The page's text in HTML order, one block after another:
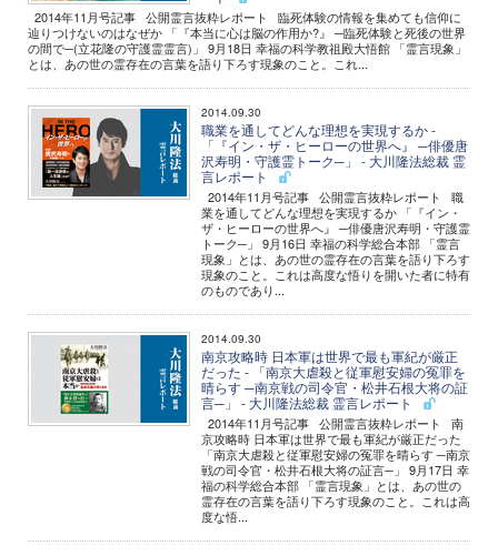
2014年11月号記事 公開霊言抜粋レポート 臨死体験の情報を集めても信仰に
辿りつけないのはなぜか 「『本当に心は脳の作用か?』 ─臨死体験と死後の世界
の間で─(立花隆の守護霊霊言)」 9月18日 幸福の科学教祖殿大悟館 「霊言現象」
とは、あの世の霊存在の言葉を語り下ろす現象のこと。これ...
2014.09.30
職業を通してどんな理想を実現するか -
「『イン・ザ・ヒーローの世界へ』 ─俳優唐
沢寿明・守護霊トーク─」 - 大川隆法総裁 霊
言レポート
2014年11月号記事 公開霊言抜粋レポート 職
業を通してどんな理想を実現するか 「『イン・
ザ・ヒーローの世界へ』 ─俳優唐沢寿明・守護霊
トーク─」 9月16日 幸福の科学総合本部 「霊言
現象」とは、あの世の霊存在の言葉を語り下ろす
現象のこと。これは高度な悟りを開いた者に特有
のものであり...
2014.09.30
南京攻略時 日本軍は世界で最も軍紀が厳正
だった - 「南京大虐殺と従軍慰安婦の冤罪を
晴らす ─南京戦の司令官・松井石根大将の証
言─」 - 大川隆法総裁 霊言レポート
2014年11月号記事 公開霊言抜粋レポート 南
京攻略時 日本軍は世界で最も軍紀が厳正だった
「南京大虐殺と従軍慰安婦の冤罪を晴らす ─南京
戦の司令官・松井石根大将の証言─」 9月17日 幸
福の科学総合本部 「霊言現象」とは、あの世の
霊存在の言葉を語り下ろす現象のこと。これは高
度な悟...